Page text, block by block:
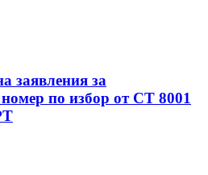
заявления за
по избор от СТ 8001